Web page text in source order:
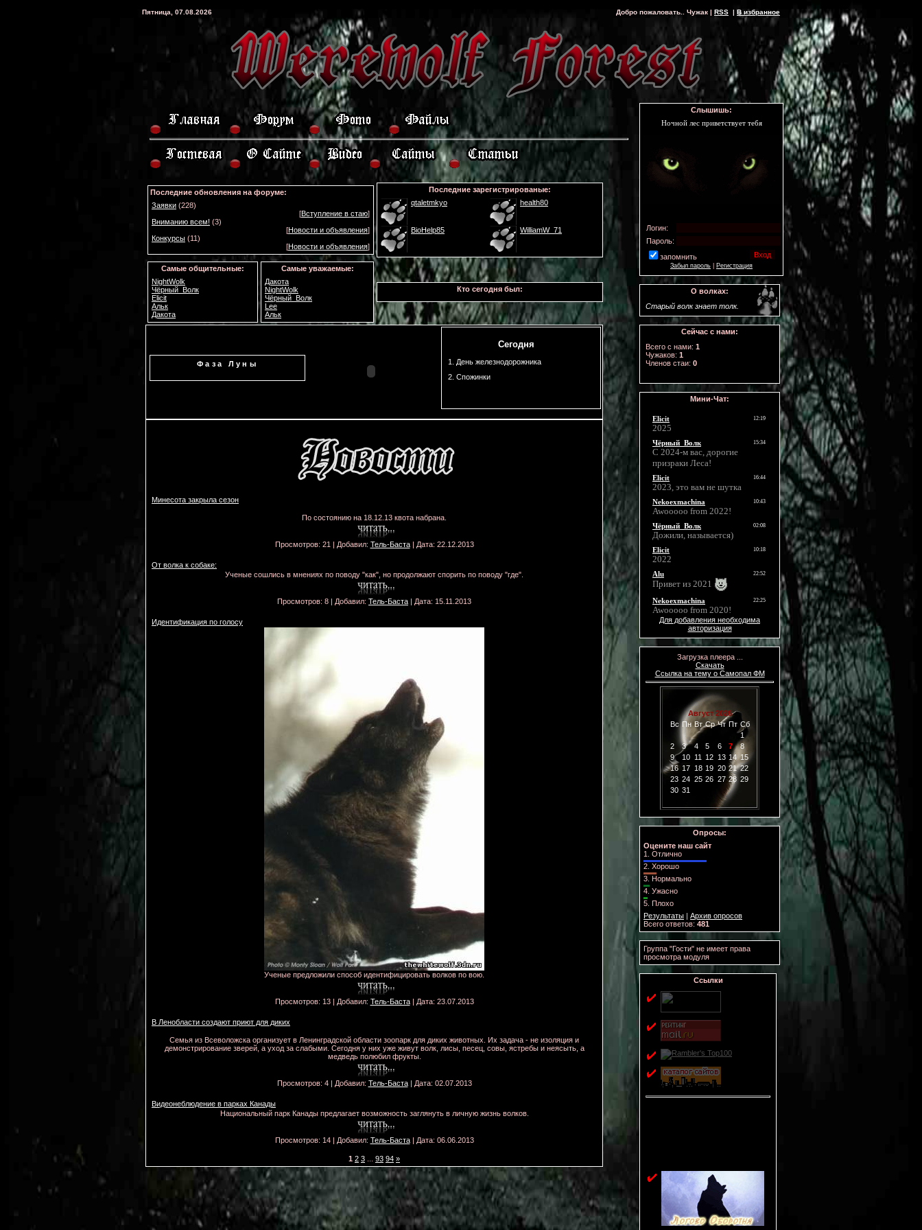
Пятница, 07.08.2026 Добро пожаловать.. Чужак | RSS | В избранное
Последние обновления на форуме:
Заявки (228)
[Вступление в стаю]
Вниманию всем! (3)
[Новости и объявления]
Конкурсы (11)
[Новости и объявления]
Последние зарегистрированые:
qtaletmkyo
health80
BioHelp85 WilliamW_71
Самые общительные:
NightWolk
Чёрный_Волк
Elicit
Альк
Дакота
Самые уважаемые:
Дакота
NightWolk
Чёрный_Волк
Lee
Альк
Кто сегодня был:
Фаза Луны
Сегодня
1. День железнодорожника
2. Спожинки
Минесота закрыла сезон
По состоянию на 18.12.13 квота набрана.
Просмотров: 21 | Добавил: Тель-Баста| Дата: 22.12.2013
От волка к собаке:
Ученые сошлись в мнениях по поводу "как", но продолжают спорить по поводу "где".
Просмотров: 8 | Добавил: Тель-Баста | Дата: 15.11.2013
Идентификация по голосу
Ученые предложили способ идентифицировать волков по вою.
Просмотров: 13 | Добавил: Тель-Баста| Дата: 23.07.2013
В Ленобласти создают приют для диких
Семья из Всеволожска организует в Ленинградской области зоопарк для диких животных. Их задача - не изоляция и
демонстрирование зверей, а уход за слабыми. Сегодня у них уже живут волк, лисы, песец, совы, ястребы и неясыть, а
медведь полюбил фрукты.
Просмотров: 4 | Добавил: Тель-Баста| Дата: 02.07.2013
Видеонеблюдение в парках Канады
Национальный парк Канады предлагает возможность заглянуть в личную жизнь волков.
Просмотров: 14 | Добавил: Тель-Баста| Дата: 06.06.2013
1 2 3 93 94 »
Слышишь:
Ночной лес приветствует тебя
Логин:
Пароль:
запомнить
Забыл пароль Регистрация
О волках:
Старый волк знает толк.
Сейчас с нами:
Всего с нами: 1
Чужаков: 1
Членов стаи: 0
Мини-Чат:
Для добавления необходима
авторизация
Загрузка плеера ...
Скачать
Ссылка на тему о Самопал ФМ
Опросы:
Оцените наш сайт
1. Отлично
2. Хорошо
3. Нормально
4. Ужасно
5. Плохо
Результаты | Архив опросов
Всего ответов: 481
Группа "Гости" не имеет права
просмотра модуля
Ссылки